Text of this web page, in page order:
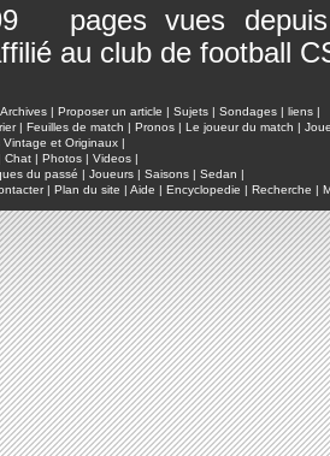
pages vues
au club de football
Archives | Proposer un article | Sujets | Sondages | liens |
| Feuilles de match | Pronos | Le joueur du match |
Vintage et Originaux |
Chat | Photos | Videos |
du passé | Joueurs | Saisons | Sedan |
| Plan du site | Aide | Encyclopedie | Recherche |